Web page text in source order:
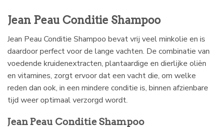
Jean Peau Conditie Shampoo
Jean Peau Conditie Shampoo bevat vrij veel minkolie en is
daardoor perfect voor de lange vachten. De combinatie van
voedende kruidenextracten, plantaardige en dierlijke oliën
en vitamines, zorgt ervoor dat een vacht die, om welke
reden dan ook, in een mindere conditie is, binnen afzienbare
tijd weer optimaal verzorgd wordt.
Jean Peau Conditie Shampoo